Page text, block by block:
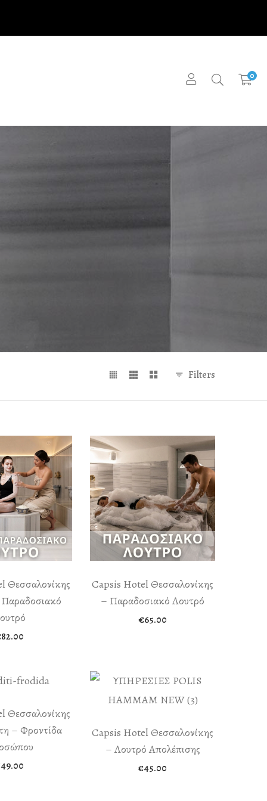
0
Filters
Θεσσαλονίκης
82.00
Capsis Hotel Θεσσαλονίκης
– Παραδοσιακό Λουτρό
€65.00
Θεσσαλονίκης
– Φροντίδα
49.00
Capsis Hotel Θεσσαλονίκης
– Λουτρό Απολέπισης
€45.00